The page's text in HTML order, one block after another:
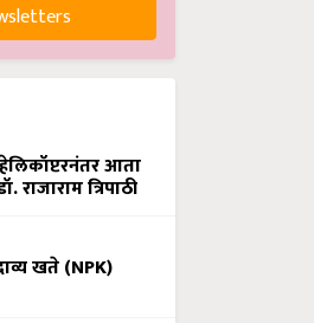
आता
राजाराम त्रिपाठी
खते (NPK)